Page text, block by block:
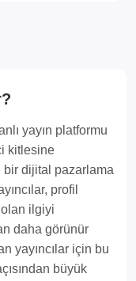
yayın platformu
kitlesine
bir dijital pazarlama
profil
ilgiyi
daha görünür
yayıncılar için bu
büyük